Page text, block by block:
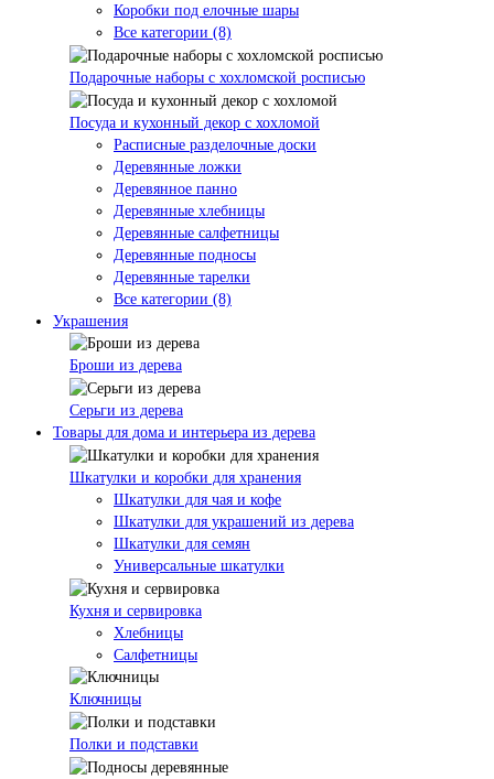
Коробки под елочные шары
Все категории (8)
Подарочные наборы с хохломской росписью
Посуда и кухонный декор с хохломой
Расписные разделочные доски
Деревянные ложки
Деревянное панно
Деревянные хлебницы
Деревянные салфетницы
Деревянные подносы
Деревянные тарелки
Все категории (8)
Украшения
Броши из дерева
Серьги из дерева
Товары для дома и интерьера из дерева
Шкатулки и коробки для хранения
Шкатулки для чая и кофе
Шкатулки для украшений из дерева
Шкатулки для семян
Универсальные шкатулки
Кухня и сервировка
Хлебницы
Салфетницы
Ключницы
Полки и подставки